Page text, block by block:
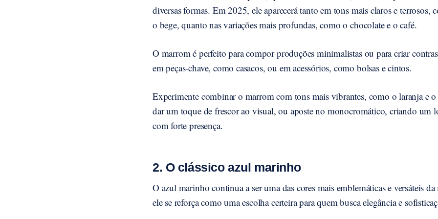
diversas formas. Em 2025, ele aparecerá tanto em tons mais claros e terrosos,
o bege, quanto nas variações mais profundas, como o chocolate e o café.
O marrom é perfeito para compor produções minimalistas ou para criar
em peças-chave, como casacos, ou em acessórios, como bolsas e cintos.
Experimente combinar o marrom com tons mais vibrantes, como o laranja e
dar um toque de frescor ao visual, ou aposte no monocromático, criando um
com forte presença.
2. O clássico azul marinho
O azul marinho continua a ser uma das cores mais emblemáticas e versáteis
ele se reforça como uma escolha certeira para quem busca elegância e